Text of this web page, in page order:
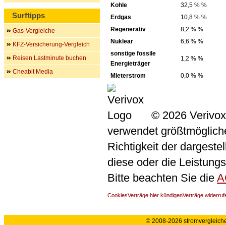
Kohle
32,5 % %
Erdgas
10,8 % %
Regenerativ
8,2 % %
Nuklear
6,6 % %
sonstige fossile
Energieträger
1,2 % %
Mieterstrom 0,0 % %
© 2026
verwendet
Richtigkeit der
diese oder die
Bitte beachten Sie die
CookiesVerträge hier kündigenVerträge
Surftipps
Gas-Vergleiche
KFZ-Versicherung-Vergleich
Reisen Lastminute buchen
Cheabit Media
© 2008-2026